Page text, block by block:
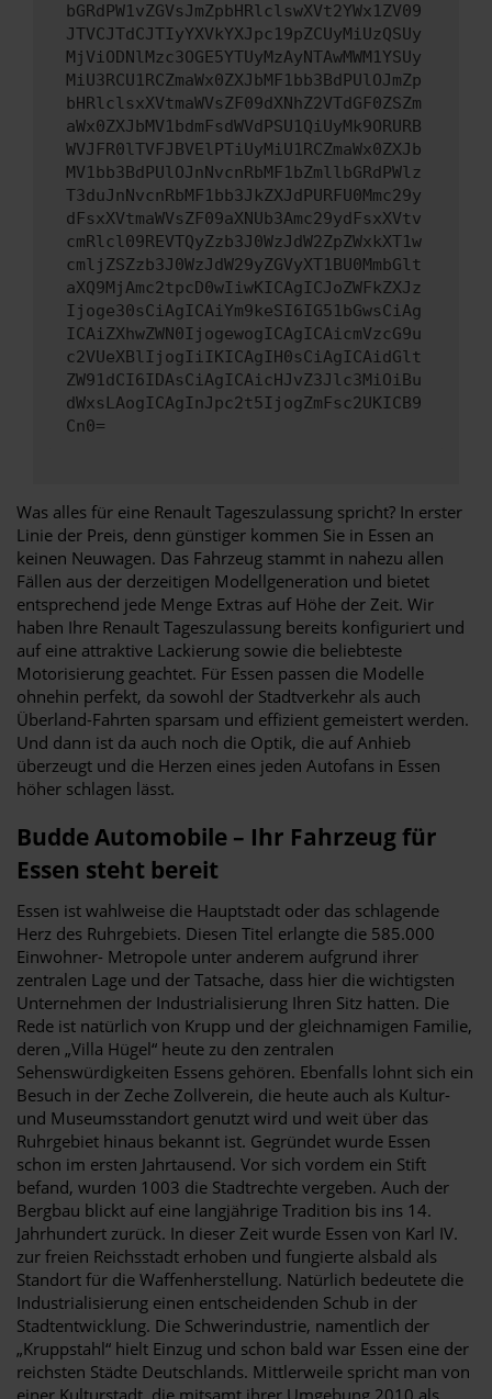
bGRdPW1vZGVsJmZpbHRlclswXVt2YWx1ZV09
JTVCJTdCJTIyYXVkYXJpc19pZCUyMiUzQSUy
MjViODNlMzc3OGE5YTUyMzAyNTAwMWM1YSUy
MiU3RCU1RCZmaWx0ZXJbMF1bb3BdPUlOJmZp
bHRlclsxXVtmaWVsZF09dXNhZ2VTdGF0ZSZm
aWx0ZXJbMV1bdmFsdWVdPSU1QiUyMk9ORURB
WVJFR0lTVFJBVElPTiUyMiU1RCZmaWx0ZXJb
MV1bb3BdPUlOJnNvcnRbMF1bZmllbGRdPWlz
T3duJnNvcnRbMF1bb3JkZXJdPURFU0Mmc29y
dFsxXVtmaWVsZF09aXNUb3Amc29ydFsxXVtv
cmRlcl09REVTQyZzb3J0WzJdW2ZpZWxkXT1w
cmljZSZzb3J0WzJdW29yZGVyXT1BU0MmbGlt
aXQ9MjAmc2tpcD0wIiwKICAgICJoZWFkZXJz
Ijoge30sCiAgICAiYm9keSI6IG51bGwsCiAg
ICAiZXhwZWN0IjogewogICAgICAicmVzcG9u
c2VUeXBlIjogIiIKICAgIH0sCiAgICAidGlt
ZW91dCI6IDAsCiAgICAicHJvZ3Jlc3MiOiBu
dWxsLAogICAgInJpc2t5IjogZmFsc2UKICB9
Cn0=
Was alles für eine Renault Tageszulassung spricht? In erster
Linie der Preis, denn günstiger kommen Sie in Essen an
keinen Neuwagen. Das Fahrzeug stammt in nahezu allen
Fällen aus der derzeitigen Modellgeneration und bietet
entsprechend jede Menge Extras auf Höhe der Zeit. Wir
haben Ihre Renault Tageszulassung bereits konfiguriert und
auf eine attraktive Lackierung sowie die beliebteste
Motorisierung geachtet. Für Essen passen die Modelle
ohnehin perfekt, da sowohl der Stadtverkehr als auch
Überland-Fahrten sparsam und effizient gemeistert werden.
Und dann ist da auch noch die Optik, die auf Anhieb
überzeugt und die Herzen eines jeden Autofans in Essen
höher schlagen lässt.
Budde Automobile – Ihr Fahrzeug für
Essen steht bereit
Essen ist wahlweise die Hauptstadt oder das schlagende
Herz des Ruhrgebiets. Diesen Titel erlangte die 585.000
Einwohner- Metropole unter anderem aufgrund ihrer
zentralen Lage und der Tatsache, dass hier die wichtigsten
Unternehmen der Industrialisierung Ihren Sitz hatten. Die
Rede ist natürlich von Krupp und der gleichnamigen Familie,
deren „Villa Hügel“ heute zu den zentralen
Sehenswürdigkeiten Essens gehören. Ebenfalls lohnt sich ein
Besuch in der Zeche Zollverein, die heute auch als Kultur-
und Museumsstandort genutzt wird und weit über das
Ruhrgebiet hinaus bekannt ist. Gegründet wurde Essen
schon im ersten Jahrtausend. Vor sich vordem ein Stift
befand, wurden 1003 die Stadtrechte vergeben. Auch der
Bergbau blickt auf eine langjährige Tradition bis ins 14.
Jahrhundert zurück. In dieser Zeit wurde Essen von Karl IV.
zur freien Reichsstadt erhoben und fungierte alsbald als
Standort für die Waffenherstellung. Natürlich bedeutete die
Industrialisierung einen entscheidenden Schub in der
Stadtentwicklung. Die Schwerindustrie, namentlich der
„Kruppstahl“ hielt Einzug und schon bald war Essen eine der
reichsten Städte Deutschlands. Mittlerweile spricht man von
einer Kulturstadt, die mitsamt ihrer Umgebung 2010 als